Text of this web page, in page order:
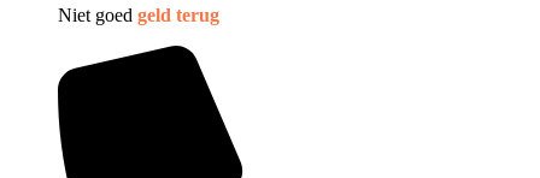
Niet goed geld terug